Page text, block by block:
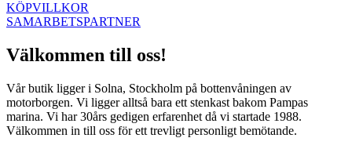
KÖPVILLKOR
SAMARBETSPARTNER
Välkommen till oss!
Vår butik ligger i Solna, Stockholm på bottenvåningen av
motorborgen. Vi ligger alltså bara ett stenkast bakom Pampas
marina. Vi har 30års gedigen erfarenhet då vi startade 1988.
Välkommen in till oss för ett trevligt personligt bemötande.